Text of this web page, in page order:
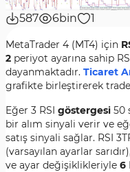
587 6bin 1
MetaTrader 4 (MT4) için
2 periyot ayarına sahip
dayanmaktadır. Ticaret
grafikte birleştirerek
Eğer 3 RSI göstergesi 50
bir alım sinyali verir ve
satış sinyali sağlar. RSI
(varsayılan ayarlar
ve ayar değişiklikleriyle 6